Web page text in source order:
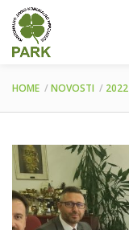
HOME NOVOSTI 2022